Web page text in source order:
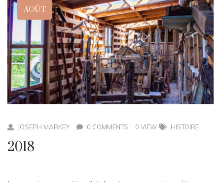
AOÛT
JOSEPH MARKEY 0 COMMENTS 0 VIEW HISTOIRE
2018